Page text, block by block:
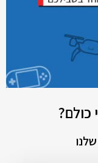
כולם?